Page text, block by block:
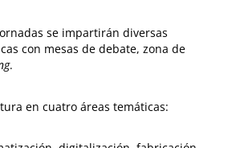
se impartirán diversas
con mesas de debate, zona de
.
en cuatro áreas temáticas: